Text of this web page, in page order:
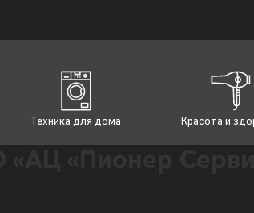
Техника для дома Красота и